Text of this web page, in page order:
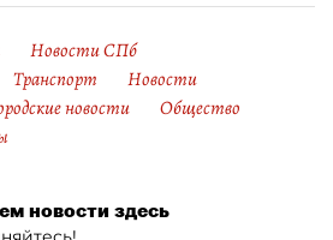
Новости СПб
Транспорт
Новости
новости
Общество
новости здесь